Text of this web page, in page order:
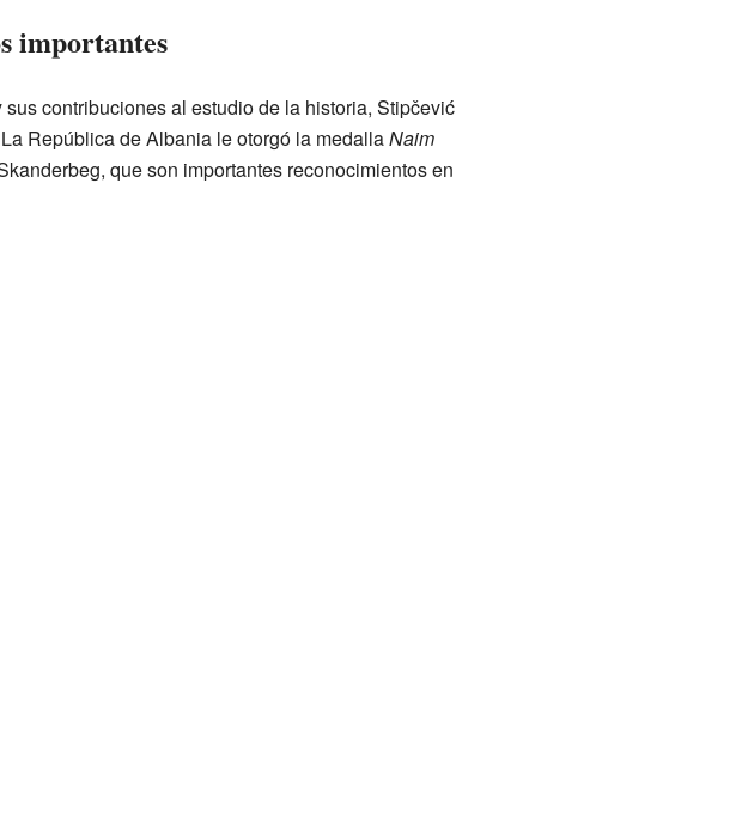
importantes
contribuciones al estudio de la historia, Stipčević
República de Albania le otorgó la medallaNaim
que son importantes reconocimientos en